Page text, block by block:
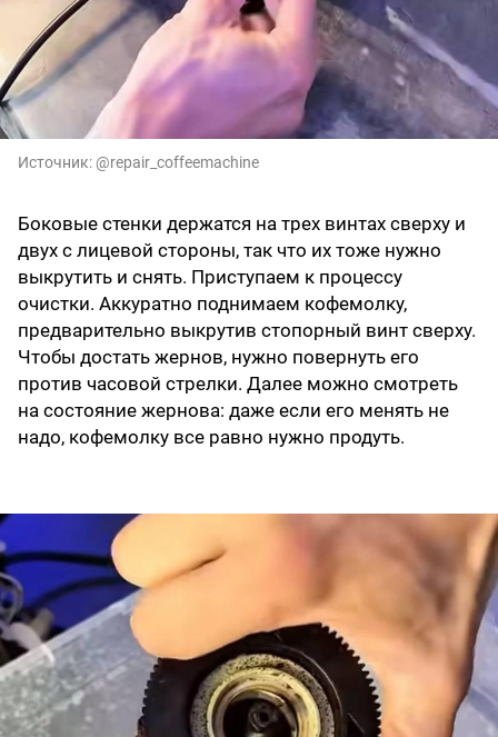
Источник: @repair_coffeemachine
Боковые стенки держатся на трех винтах сверху и
двух с лицевой стороны, так что их тоже нужно
выкрутить и снять. Приступаем к процессу
очистки. Аккуратно поднимаем кофемолку,
предварительно выкрутив стопорный винт сверху.
Чтобы достать жернов, нужно повернуть его
против часовой стрелки. Далее можно смотреть
на состояние жернова: даже если его менять не
надо, кофемолку все равно нужно продуть.